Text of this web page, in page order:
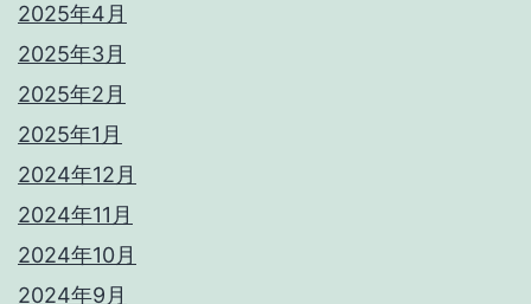
2025年4月
2025年3月
2025年2月
2025年1月
2024年12月
2024年11月
2024年10月
2024年9月